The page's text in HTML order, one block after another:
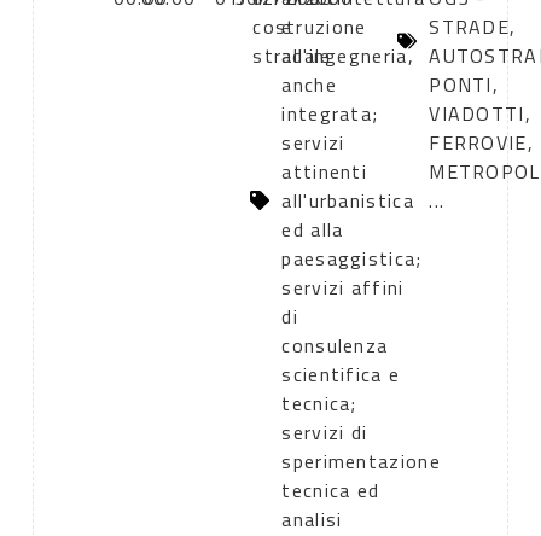
costruzione
stradale
e
all'ingegneria,
anche
integrata;
servizi
attinenti
all'urbanistica
ed alla
paesaggistica;
servizi affini
di
consulenza
scientifica e
tecnica;
servizi di
sperimentazione
tecnica ed
analisi
STRADE,
PONTI,
VIADOTTI,
FERROVIE,
...